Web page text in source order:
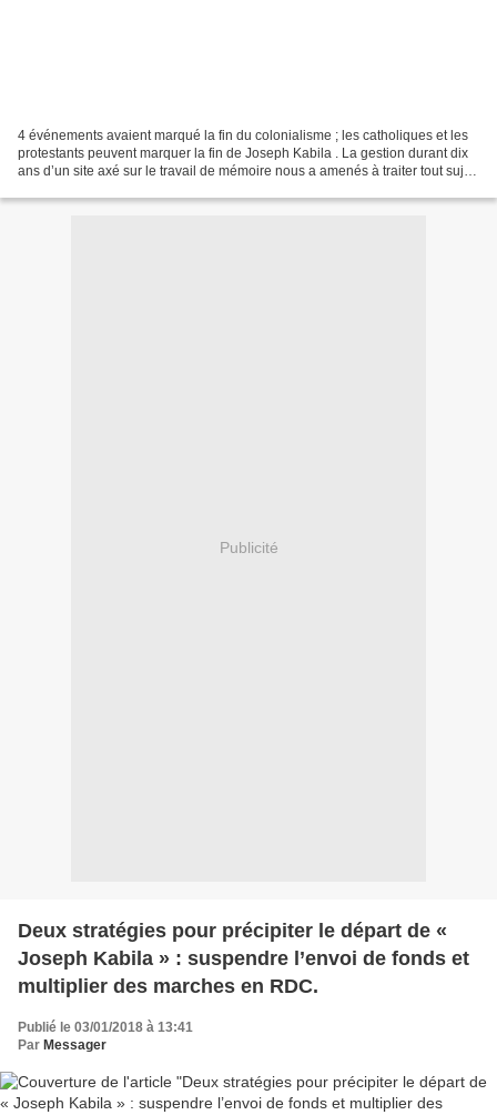
4 événements avaient marqué la fin du colonialisme ; les catholiques et les
protestants peuvent marquer la fin de Joseph Kabila . La gestion durant dix
ans d’un site axé sur le travail de mémoire nous a amenés à traiter tout sujet
Publicité
Deux stratégies pour précipiter le départ de «
Joseph Kabila » : suspendre l’envoi de fonds et
multiplier des marches en RDC.
Publié le 03/01/2018 à 13:41
Par Messager